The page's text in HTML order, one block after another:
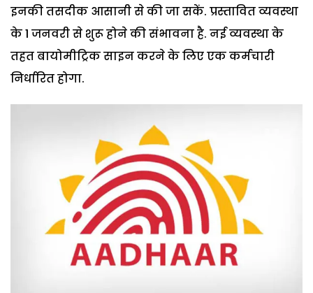
इनकी तसदीक आसानी से की जा सकें. प्रस्तावित व्यवस्था
के 1 जनवरी से शुरू होने की संभावना है. नई व्यवस्था के
तहत बायोमीट्रिक साइन करने के लिए एक कर्मचारी
निर्धारित होगा.